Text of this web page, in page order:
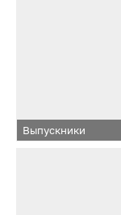
Выпускники